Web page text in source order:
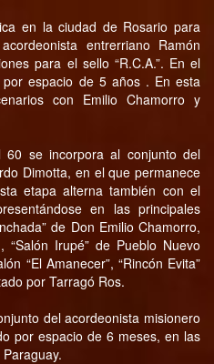
en la ciudad de Rosario para
entrerriano Ramón
para el sello “R.C.A.”. En el
espacio de 5 años . En esta
con Emilio Chamorro y
se incorpora al conjunto del
Dimotta, en el que permanece
etapa alterna también con el
en las principales
de Don Emilio Chamorro,
Irupé” de Pueblo Nuevo
“El Amanecer”, “Rincón Evita”
por Tarragó Ros.
del acordeonista misionero
por espacio de 6 meses, en las